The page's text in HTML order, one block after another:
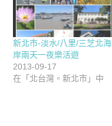
新北市-淡水/八里/三芝北海
岸兩天一夜樂活遊
2013-09-17
在「北台灣。新北市」中